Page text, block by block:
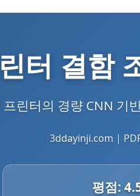
터 결함
린터의 경량 CNN 기
3ddayinji.com |
평점: